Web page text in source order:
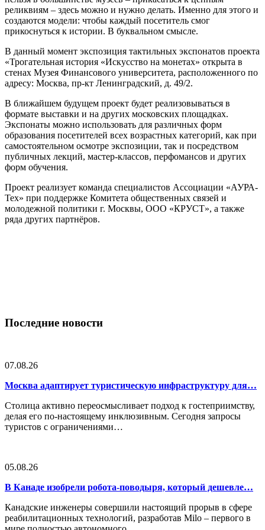
реликвиям – здесь можно и нужно делать. Именно для этого и
создаются модели: чтобы каждый посетитель смог
прикоснуться к истории. В буквальном смысле.
В данный момент экспозиция тактильных экспонатов проекта
«Трогательная история «Искусство на монетах» открыта в
стенах Музея Финансового университета, расположенного по
адресу: Москва, пр-кт Ленинградский, д. 49/2.
В ближайшем будущем проект будет реализовываться в
формате выставки и на других московских площадках.
Экспонаты можно использовать для различных форм
образования посетителей всех возрастных категорий, как при
самостоятельном осмотре экспозиции, так и посредством
публичных лекций, мастер-классов, перфомансов и других
форм обучения.
Проект реализует команда специалистов Ассоциации «АУРА-
Тех» при поддержке Комитета общественных связей и
молодежной политики г. Москвы, ООО «КРУСТ», а также
ряда других партнёров.
Последние новости
07.08.26
Москва адаптирует туристическую инфраструктуру для…
Столица активно переосмысливает подход к гостеприимству,
делая его по-настоящему инклюзивным. Сегодня запросы
туристов с ограничениями…
05.08.26
В Канаде изобрели робота-поводыря, который дешевле…
Канадские инженеры совершили настоящий прорыв в сфере
реабилитационных технологий, разработав Milo – первого в